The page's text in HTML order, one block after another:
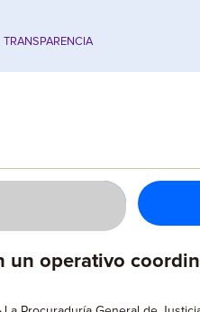
TRANSPARENCIA
un operativo